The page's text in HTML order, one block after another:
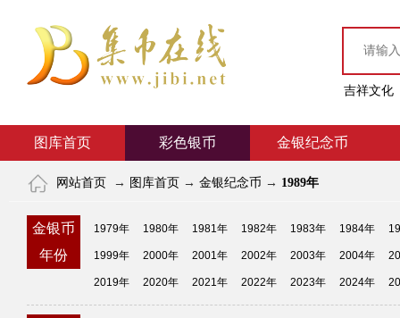
吉祥文化
图库首页 彩色银币 金银纪念币
网站首页 → 图库首页 → 金银纪念币 → 1989年
金银币
年份
1979年 1980年 1981年 1982年 1983年 1984年
1999年 2000年 2001年 2002年 2003年 2004年
2019年 2020年 2021年 2022年 2023年 2024年